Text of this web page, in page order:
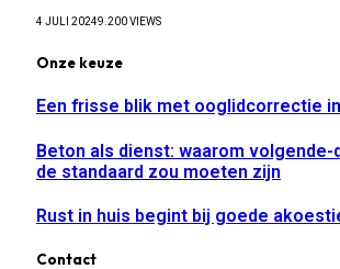
4 JULI 20249.200VIEWS
Onze keuze
Een frisse blik met ooglidcorrectie
Beton als dienst: waarom volgende-
de standaard zou moeten zijn
Rust in huis begint bij goede
Contact